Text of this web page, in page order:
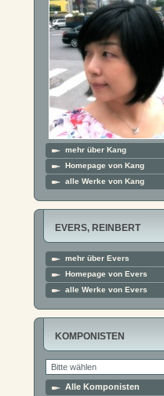
mehr über Kang
Homepage von Kang
alle Werke von Kang
EVERS, REINBERT
mehr über Evers
Homepage von Evers
alle Werke von Evers
KOMPONISTEN
Alle Komponisten